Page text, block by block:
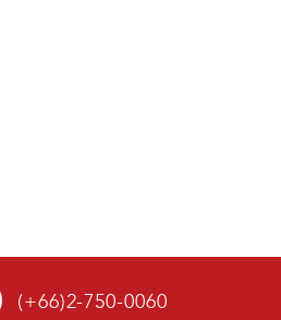
(+66)2-750-0060